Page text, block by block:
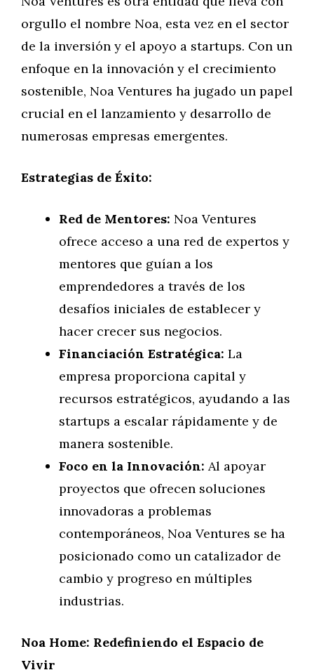
orgullo el nombre Noa, esta vez en el sector
de la inversión y el apoyo a startups. Con un
enfoque en la innovación y el crecimiento
sostenible, Noa Ventures ha jugado un papel
crucial en el lanzamiento y desarrollo de
numerosas empresas emergentes.
Estrategias de Éxito:
Red de Mentores: Noa Ventures
ofrece acceso a una red de expertos y
mentores que guían a los
emprendedores a través de los
desafíos iniciales de establecer y
hacer crecer sus negocios.
Financiación Estratégica: La
empresa proporciona capital y
recursos estratégicos, ayudando a las
startups a escalar rápidamente y de
manera sostenible.
Foco en la Innovación: Al apoyar
proyectos que ofrecen soluciones
innovadoras a problemas
contemporáneos, Noa Ventures se ha
posicionado como un catalizador de
cambio y progreso en múltiples
industrias.
Noa Home: Redefiniendo el Espacio de
Vivir